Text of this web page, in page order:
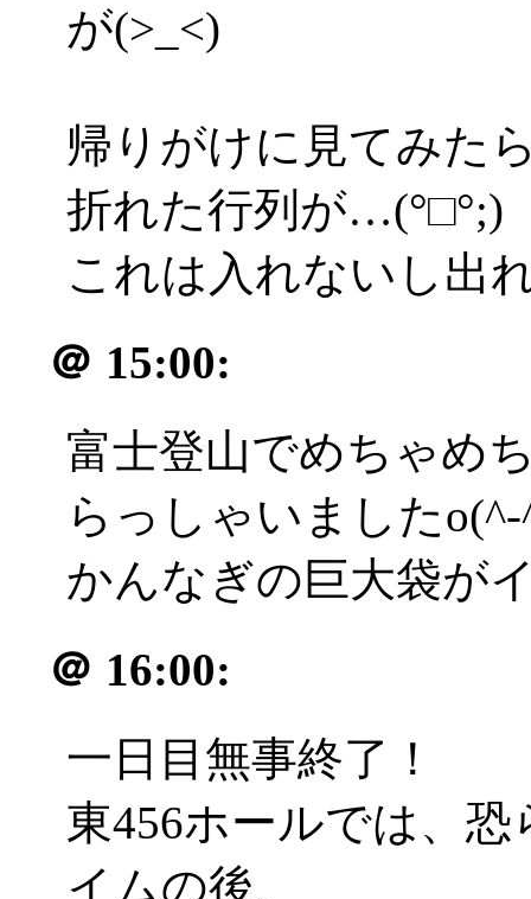
が(>_<)
帰りがけに見てみた
折れた行列が…(°□°;)
これは入れないし出
＠ 15:00:
富士登山でめちゃめ
らっしゃいましたo(^-
かんなぎの巨大袋が
＠ 16:00:
一日目無事終了！
東456ホールでは、
イムの後、